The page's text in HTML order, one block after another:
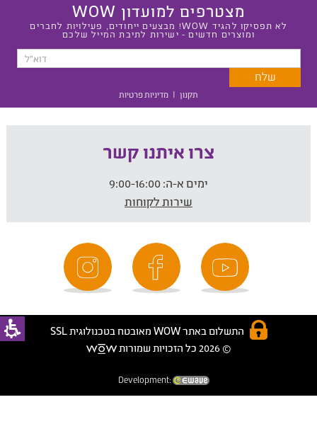
מצטרפים למועדון WOW
לא תפסיקו להגיד WOW! מבצעים ייחודים, פעילויות לחברים
ומוצרים חדשים - ישירות לתיבת המייל שלכם
תקנון | מדיניות פרטיות
צרו איתנו קשר
ימים א-ה:
שירות לקוחות
התשלום באתר WOW מאובטח בטכנולוגית SSL
© 2026 כל הזכויות שמורות
Development: